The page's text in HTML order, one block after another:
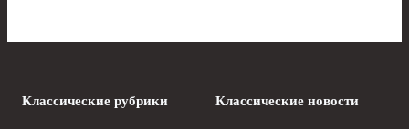
Классические рубрики Классические новости